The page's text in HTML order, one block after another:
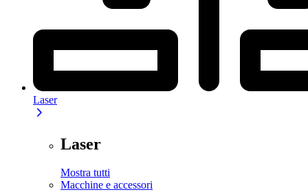
Laser
Laser
Mostra tutti
Macchine e accessori